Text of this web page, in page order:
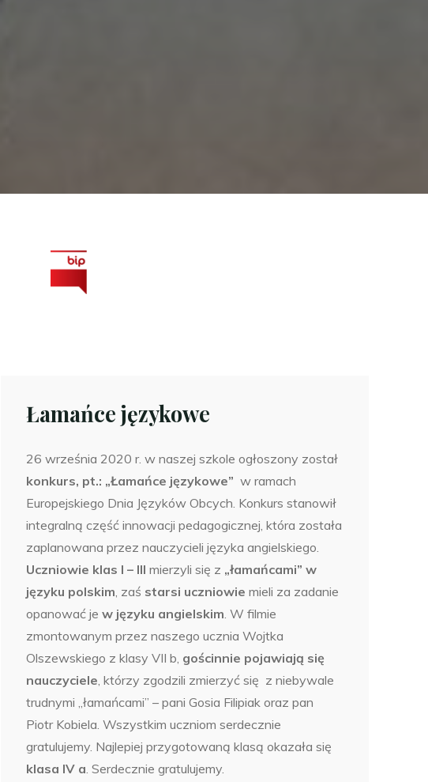
Łamańce językowe
26 września 2020 r. w naszej szkole ogłoszony został
konkurs, pt.: „Łamańce językowe” w ramach
Europejskiego Dnia Języków Obcych. Konkurs stanowił
integralną część innowacji pedagogicznej, która została
zaplanowana przez nauczycieli języka angielskiego.
Uczniowie klas I – III mierzyli się z „łamańcami” w
języku polskim , zaś starsi uczniowie mieli za zadanie
opanować je w języku angielskim . W filmie
zmontowanym przez naszego ucznia Wojtka
Olszewskiego z klasy VII b, gościnnie pojawiają się
nauczyciele , którzy zgodzili zmierzyć się z niebywale
trudnymi „łamańcami” – pani Gosia Filipiak oraz pan
Piotr Kobiela. Wszystkim uczniom serdecznie
gratulujemy. Najlepiej przygotowaną klasą okazała się
klasa IV a . Serdecznie gratulujemy.